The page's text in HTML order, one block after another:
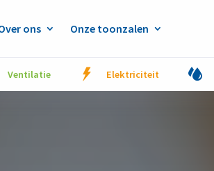
ons Onze toonzalen
Ventilatie Elektriciteit